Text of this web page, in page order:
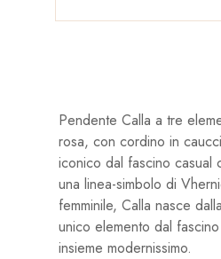
Pendente Calla a tre
rosa, con cordino in
iconico dal fascino casual
una linea-simbolo di
femminile, Calla nasce
unico elemento dal
insieme modernissimo.